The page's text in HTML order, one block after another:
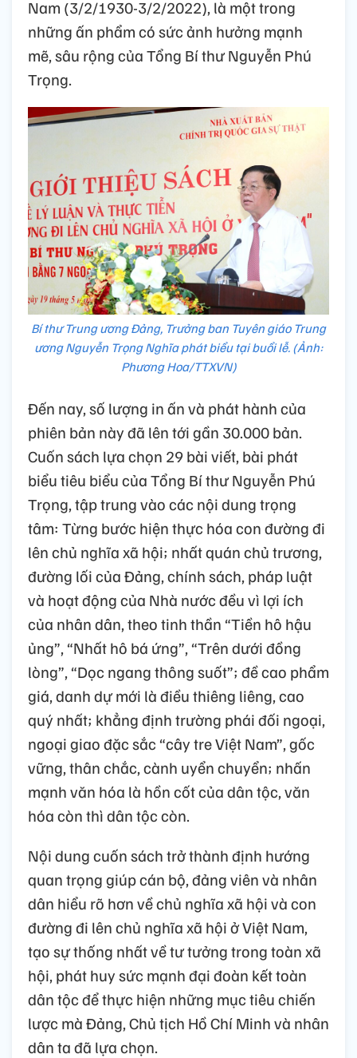
Nam (3/2/1930-3/2/2022), là một trong
những ấn phẩm có sức ảnh hưởng mạnh
mẽ, sâu rộng của Tổng Bí thư Nguyễn Phú
Trọng.
Bí thư Trung ương Đảng, Trưởng ban Tuyên giáo Trung
ương Nguyễn Trọng Nghĩa phát biểu tại buổi lễ. (Ảnh:
Phương Hoa/TTXVN)
Đến nay, số lượng in ấn và phát hành của
phiên bản này đã lên tới gần 30.000 bản.
Cuốn sách lựa chọn 29 bài viết, bài phát
biểu tiêu biểu của Tổng Bí thư Nguyễn Phú
Trọng, tập trung vào các nội dung trọng
tâm: Từng bước hiện thực hóa con đường đi
lên chủ nghĩa xã hội; nhất quán chủ trương,
đường lối của Đảng, chính sách, pháp luật
và hoạt động của Nhà nước đều vì lợi ích
của nhân dân, theo tinh thần “Tiền hô hậu
ủng”, “Nhất hô bá ứng”, “Trên dưới đồng
lòng”, “Dọc ngang thông suốt”; đề cao phẩm
giá, danh dự mới là điều thiêng liêng, cao
quý nhất; khẳng định trường phái đối ngoại,
ngoại giao đặc sắc “cây tre Việt Nam”, gốc
vững, thân chắc, cành uyển chuyển; nhấn
mạnh văn hóa là hồn cốt của dân tộc, văn
hóa còn thì dân tộc còn.
Nội dung cuốn sách trở thành định hướng
quan trọng giúp cán bộ, đảng viên và nhân
dân hiểu rõ hơn về chủ nghĩa xã hội và con
đường đi lên chủ nghĩa xã hội ở Việt Nam,
tạo sự thống nhất về tư tưởng trong toàn xã
hội, phát huy sức mạnh đại đoàn kết toàn
dân tộc để thực hiện những mục tiêu chiến
lược mà Ðảng, Chủ tịch Hồ Chí Minh và nhân
dân ta đã lựa chọn.